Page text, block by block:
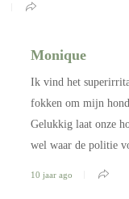
Monique
Ik vind het
fokken om mijn
Gelukkig laat onze
wel waar de politie
10 jaar ago